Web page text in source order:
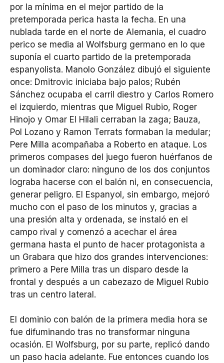
por la mínima en el mejor partido de la
pretemporada perica hasta la fecha. En una
nublada tarde en el norte de Alemania, el cuadro
perico se media al Wolfsburg germano en lo que
suponía el cuarto partido de la pretemporada
espanyolista. Manolo González dibujó el siguiente
once: Dmitrovic iniciaba bajo palos; Rubén
Sánchez ocupaba el carril diestro y Carlos Romero
el izquierdo, mientras que Miguel Rubio, Roger
Hinojo y Omar El Hilali cerraban la zaga; Bauza,
Pol Lozano y Ramon Terrats formaban la medular;
Pere Milla acompañaba a Roberto en ataque. Los
primeros compases del juego fueron huérfanos de
un dominador claro: ninguno de los dos conjuntos
lograba hacerse con el balón ni, en consecuencia,
generar peligro. El Espanyol, sin embargo, mejoró
mucho con el paso de los minutos y, gracias a
una presión alta y ordenada, se instaló en el
campo rival y comenzó a acechar el área
germana hasta el punto de hacer protagonista a
un Grabara que hizo dos grandes intervenciones:
primero a Pere Milla tras un disparo desde la
frontal y después a un cabezazo de Miguel Rubio
tras un centro lateral.
El dominio con balón de la primera media hora se
fue difuminando tras no transformar ninguna
ocasión. El Wolfsburg, por su parte, replicó dando
un paso hacia adelante. Fue entonces cuando los